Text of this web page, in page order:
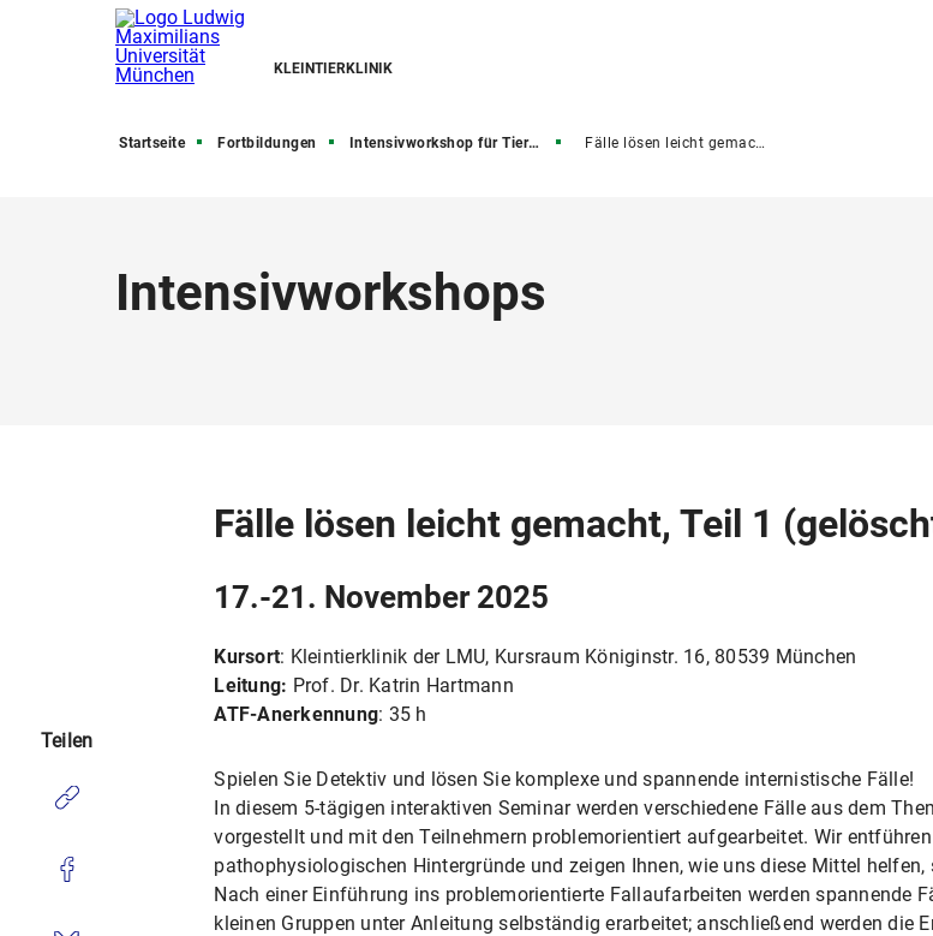
KLEINTIERKLINIK
Startseite Fortbildungen Intensivworkshop für Tierärztinnen und Tierärzte Fälle lösen leicht gemacht, Teil 1
Intensivworkshops
Fälle lösen leicht gemacht, Teil 1
17.-21. November 2025
Kursort: Kleintierklinik der LMU, Kursraum Königinstr. 16, 80539 München
Leitung: Prof. Dr. Katrin Hartmann
ATF-Anerkennung: 35 h
Spielen Sie Detektiv und lösen Sie komplexe und spannende internistische Fälle!
In diesem 5-tägigen interaktiven Seminar werden verschiedene Fälle aus dem
vorgestellt und mit den Teilnehmern problemorientiert aufgearbeitet. Wir
pathophysiologischen Hintergründe und zeigen Ihnen, wie uns diese Mittel
Nach einer Einführung ins problemorientierte Fallaufarbeiten werden spannende
kleinen Gruppen unter Anleitung selbständig erarbeitet; anschließend werden die
Teilen